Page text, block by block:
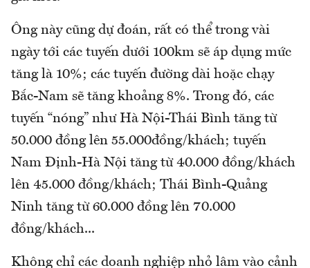
Ông này cũng dự đoán, rất có thể trong vài
ngày tới các tuyến dưới 100km sẽ áp dụng mức
tăng là 10%; các tuyến đường dài hoặc chạy
Bắc-Nam sẽ tăng khoảng 8%. Trong đó, các
tuyến “nóng” như Hà Nội-Thái Bình tăng từ
50.000 đồng lên 55.000đồng/khách; tuyến
Nam Định-Hà Nội tăng từ 40.000 đồng/khách
lên 45.000 đồng/khách; Thái Bình-Quảng
Ninh tăng từ 60.000 đồng lên 70.000
đồng/khách...
Không chỉ các doanh nghiệp nhỏ lâm vào cảnh